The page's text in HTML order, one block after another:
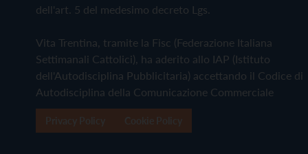
dell'art. 5 del medesimo decreto Lgs.
Vita Trentina, tramite la Fisc (Federazione Italiana
Settimanali Cattolici), ha aderito allo IAP (Istituto
dell'Autodisciplina Pubblicitaria) accettando il Codice di
Autodisciplina della Comunicazione Commerciale